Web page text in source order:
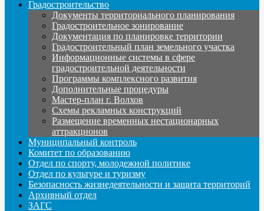
Градостроительство
Документы территориального планирования
Градостроительное зонирование
Документация по планировке территории
Градостроительный план земельного участка
Информационные системы в сфере
градостроительной деятельности
Программы комплексного развития
Дополнительные процедуры
Мастер-план г. Волхов
Схемы рекламных конструкций
Размещение временных нестационарных
аттракционов
Муниципальный контроль
Комитет по образованию
Отдел по спорту, молодежной политике
Отдел по культуре и туризму
Безопасность жизнедеятельности и защита территорий
Архивный отдел
ЗАГС